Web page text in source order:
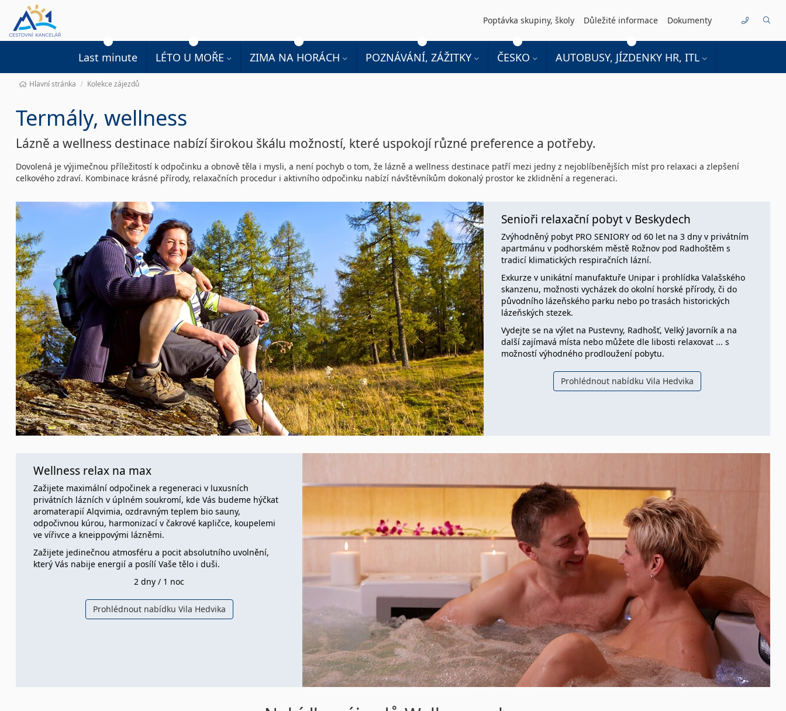
Poptávka skupiny, školy Důležité informace Dokumenty Kontakty
Last minute LÉTO U MOŘE ZIMA NA HORÁCH POZNÁVÁNÍ, ZÁŽITKY ČESKO AUTOBUSY, JÍZDENKY HR, ITL
Hlavní stránka Kolekce zájezdů
Termály, wellness
Lázně a wellness destinace nabízí širokou škálu možností, které uspokojí různé preference a potřeby.
Dovolená je výjimečnou příležitostí k odpočinku a obnově těla i mysli, a není pochyb o tom, že lázně a wellness destinace patří mezi jedny z nejoblíbenějších míst pro relaxaci a zlepšení
celkového zdraví. Kombinace krásné přírody, relaxačních procedur i aktivního odpočinku nabízí návštěvníkům dokonalý prostor ke zklidnění a regeneraci.
Senioři relaxační pobyt v Beskydech
Zvýhodněný pobyt PRO SENIORY od 60 let na 3 dny v privátním
apartmánu v podhorském městě Rožnov pod Radhoštěm s
tradicí klimatických respiračních lázní.
Exkurze v unikátní manufaktuře Unipar i prohlídka Valašského
skanzenu, možnosti vycházek do okolní horské přírody, či do
původního lázeňského parku nebo po trasách historických
lázeňských stezek.
Vydejte se na výlet na Pustevny, Radhošť, Velký Javorník a na
další zajímavá místa nebo můžete dle libosti relaxovat ... s
možností výhodného prodloužení pobytu.
Prohlédnout nabídku Vila Hedvika
Wellness relax na max
Zažijete maximální odpočinek a regeneraci v luxusních
privátních lázních v úplném soukromí, kde Vás budeme hýčkat
aromaterapií Alqvimia, ozdravným teplem bio sauny,
odpočivnou kúrou, harmonizací v čakrové kapličce, koupelemi
ve vířivce a kneippovými lázněmi.
Zažijete jedinečnou atmosféru a pocit absolutního uvolnění,
který Vás nabije energií a posílí Vaše tělo i duši.
2 dny / 1 noc
Prohlédnout nabídku Vila Hedvika